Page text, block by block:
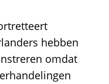
hebben
omdat